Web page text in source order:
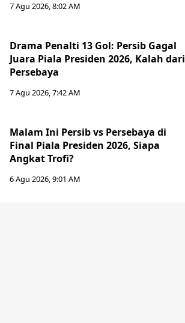
7 Agu 2026, 8:02 AM
Drama Penalti 13 Gol: Persib Gagal
Juara Piala Presiden 2026, Kalah dari
Persebaya
7 Agu 2026, 7:42 AM
Malam Ini Persib vs Persebaya di
Final Piala Presiden 2026, Siapa
Angkat Trofi?
6 Agu 2026, 9:01 AM